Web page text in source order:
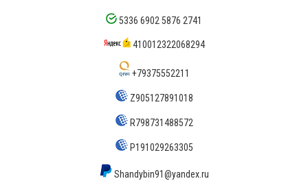
5336 6902 5876 2741
410012322068294
+79375552211
Z905127891018
R798731488572
P191029263305
Shandybin91@yandex.ru